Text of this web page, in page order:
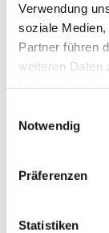
Verwendung
soziale
Partner führen
weiteren Daten
Notwendig
Präferenzen
Statistiken